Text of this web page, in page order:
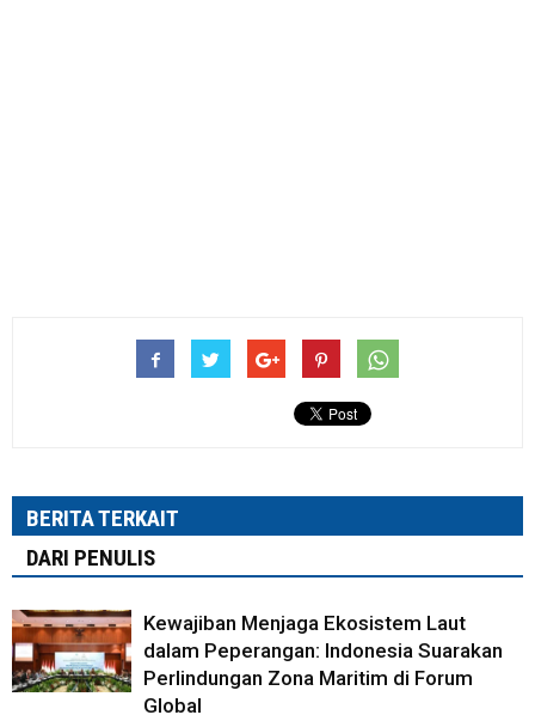
BERITA TERKAIT
DARI PENULIS
Kewajiban Menjaga Ekosistem Laut
dalam Peperangan: Indonesia Suarakan
Perlindungan Zona Maritim di Forum
Global